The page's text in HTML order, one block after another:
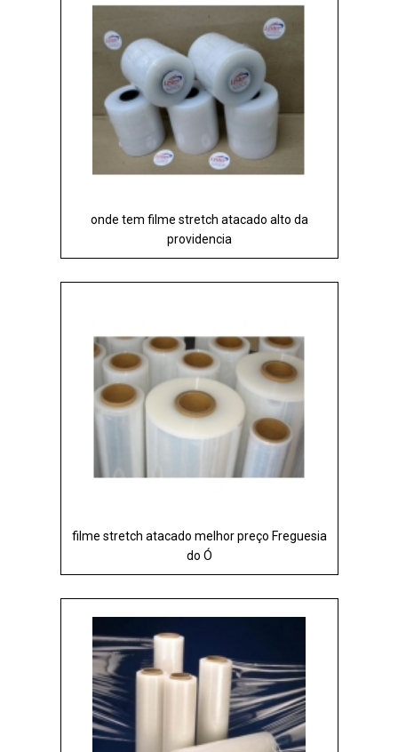
onde tem filme stretch atacado alto da
providencia
filme stretch atacado melhor preço Freguesia
do Ó